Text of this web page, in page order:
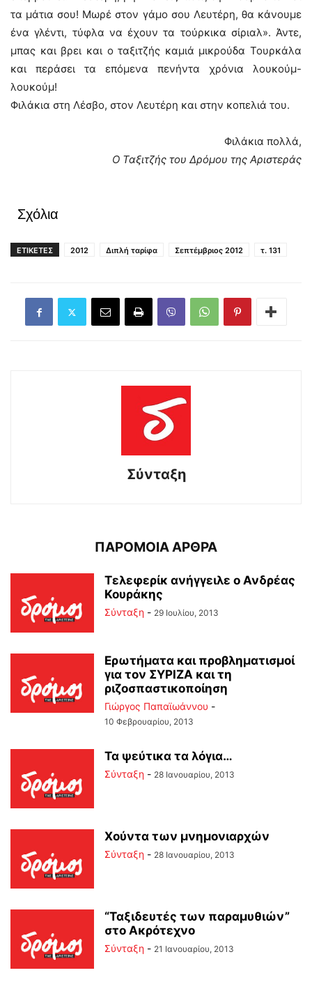
τα μάτια σου! Μωρέ στον γάμο σου Λευτέρη, θα κάνουμε
ένα γλέντι, τύφλα να έχουν τα τούρκικα σίριαλ». Άντε,
μπας και βρει και ο ταξιτζής καμιά μικρούδα Τουρκάλα
και περάσει τα επόμενα πενήντα χρόνια λουκούμ-
λουκούμ!
Φιλάκια στη Λέσβο, στον Λευτέρη και στην κοπελιά του.
Φιλάκια πολλά,
Ο Ταξιτζής του Δρόμου της Αριστεράς
Σχόλια
ΕΤΙΚΕΤΕΣ 2012 Διπλή ταρίφα Σεπτέμβριος 2012 τ. 131
Σύνταξη
ΠΑΡΟΜΟΙΑ ΑΡΘΡΑ
Τελεφερίκ ανήγγειλε ο Ανδρέας
Κουράκης
Σύνταξη - 29 Ιουλίου, 2013
Ερωτήματα και προβληματισμοί
για τον ΣΥΡΙΖΑ και τη
ριζοσπαστικοποίηση
Γιώργος Παπαϊωάννου -
10 Φεβρουαρίου, 2013
Τα ψεύτικα τα λόγια…
Σύνταξη - 28 Ιανουαρίου, 2013
Χούντα των μνημονιαρχών
Σύνταξη - 28 Ιανουαρίου, 2013
“Ταξιδευτές των παραμυθιών”
στο Ακρότεχνο
Σύνταξη - 21 Ιανουαρίου, 2013